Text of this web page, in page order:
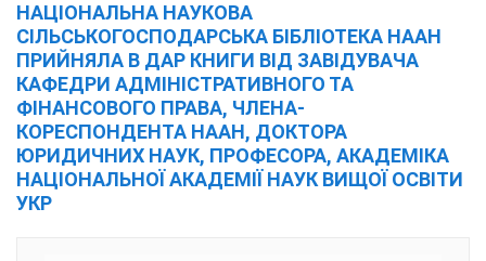
НАЦІОНАЛЬНА НАУКОВА
СІЛЬСЬКОГОСПОДАРСЬКА БІБЛІОТЕКА НААН
ПРИЙНЯЛА В ДАР КНИГИ ВІД ЗАВІДУВАЧА
КАФЕДРИ АДМІНІСТРАТИВНОГО ТА
ФІНАНСОВОГО ПРАВА, ЧЛЕНА-
КОРЕСПОНДЕНТА НААН, ДОКТОРА
ЮРИДИЧНИХ НАУК, ПРОФЕСОРА, АКАДЕМІКА
НАЦІОНАЛЬНОЇ АКАДЕМІЇ НАУК ВИЩОЇ ОСВІТИ
УКР